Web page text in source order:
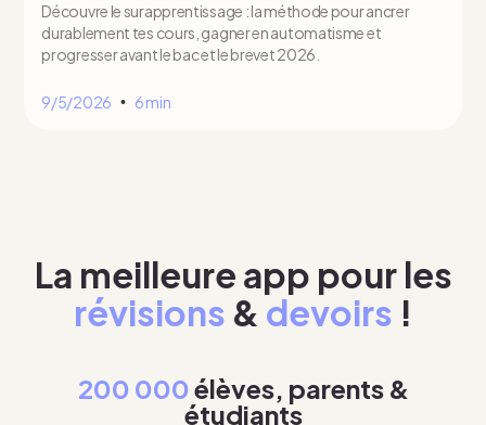
Découvre le surapprentissage : la méthode pour ancrer
durablement tes cours, gagner en automatisme et
progresser avant le bac et le brevet 2026.
9/5/2026 • 6 min
La meilleure app pour les
révisions & devoirs !
200 000élèves, parents &
étudiants